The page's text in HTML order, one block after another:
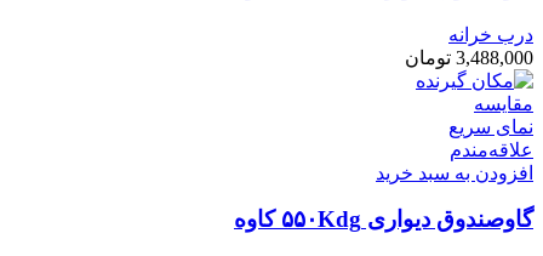
درب خرانه
3,488,000 تومان
مقایسه
نمای سریع
علاقه‌مندم
افزودن به سبد خرید
گاوصندوق دیواری ۵۵۰Kdg کاوه